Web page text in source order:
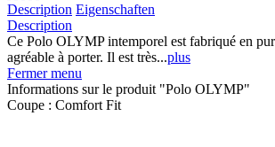
Description Eigenschaften
Description
Ce Polo OLYMP intemporel est fabriqué en
agréable à porter. Il est très...plus
Fermer menu
Informations sur le produit "Polo OLYMP"
Coupe : Comfort Fit